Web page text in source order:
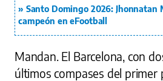
Santo Domingo 2026: Jhonnatan
campeón en eFootball
Mandan. El Barcelona, con
últimos compases del primer